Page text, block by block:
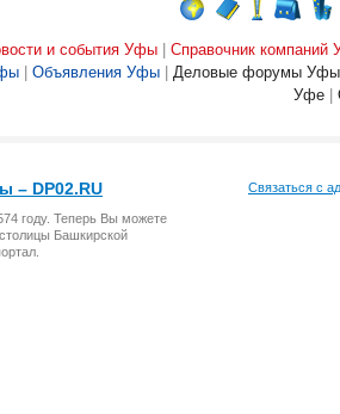
и события Уфы
Справочник компаний
Объявления Уфы
Деловые форумы Уфы
Уфе
– DP02.RU
году. Теперь Вы можете
Башкирской
Связаться с